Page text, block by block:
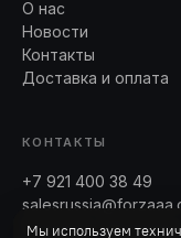
О нас
Новости
Контакты
Доставка и оплата
КОНТАКТЫ
+7 921 400 38 49
Telegram · WhatsApp
Мы используем